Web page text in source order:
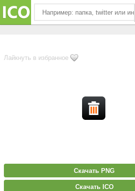
Лайкнуть в избранное
Скачать PNG
Скачать ICO